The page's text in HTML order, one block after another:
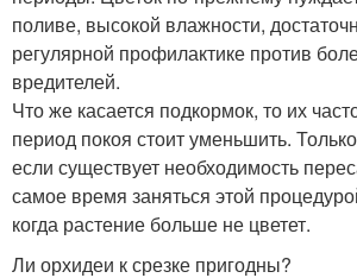
поливе, высокой влажности,
регулярной профилактике против
вредителей.
Что же касается подкормок, то их
период покоя стоит уменьшить.
если существует необходимость
самое время заняться этой
когда растение больше не цветет.
Ли орхидеи к срезке пригодны?